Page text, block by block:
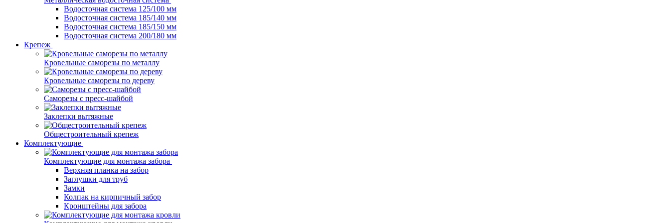
Водосточная система 125/100 мм
Водосточная система 185/140 мм
Водосточная система 185/150 мм
Водосточная система 200/180 мм
Крепеж
Кровельные саморезы по металлу
Кровельные саморезы по дереву
Саморезы с пресс-шайбой
Заклепки вытяжные
Общестроительный крепеж
Комплектующие
Комплектующие для монтажа забора
Верхняя планка на забор
Заглушки для труб
Замки
Колпак на кирпичный забор
Кронштейны для забора